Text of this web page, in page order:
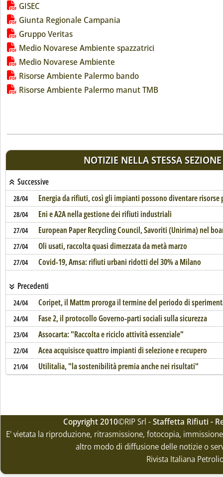
GISEC
Giunta Regionale Campania
Gruppo Veritas
Medio Novarese Ambiente spazzatrici
Medio Novarese Ambiente
Risorse Ambiente Palermo bando
Risorse Ambiente Palermo manut TMB
NOTIZIE NELLA STESSA SEZIONE
Successive
28/04 Energia da rifiuti, così gli impianti possono diventare risorse
28/04 Eni e A2A nella gestione dei rifiuti industriali
27/04 European Paper Recycling Council, Savoriti (Unirima) nel
27/04 Oli usati, raccolta quasi dimezzata da metà marzo
27/04 Covid-19, Amsa: rifiuti urbani ridotti del 30% a Milano
Precedenti
24/04 Coripet, il Mattm proroga il termine del periodo di
24/04 Fase 2, il protocollo Governo-parti sociali sulla sicurezza
23/04 Assocarta: "Raccolta e riciclo attività essenziale"
22/04 Acea acquisisce quattro impianti di selezione e recupero
21/04 Utilitalia, "la sostenibilità premia anche nei risultati"
Copyright 2010©RIP Srl -Staffetta Rifiuti -
E' vietata la riproduzione, ritrasmissione, fotocopia,
altro modo di diffusione delle notizie o
Rivista Italiana